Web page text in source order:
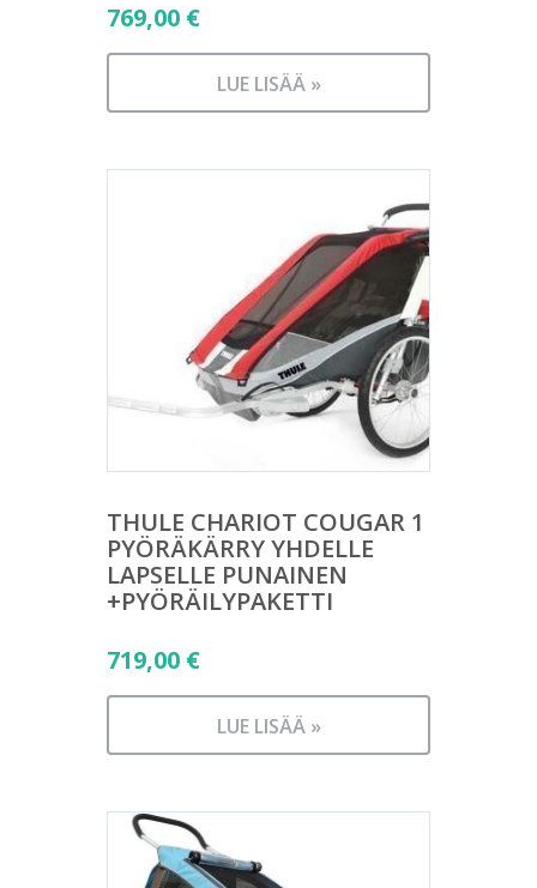
769,00 €
LUE LISÄÄ »
THULE CHARIOT COUGAR 1
PYÖRÄKÄRRY YHDELLE
LAPSELLE PUNAINEN
+PYÖRÄILYPAKETTI
719,00 €
LUE LISÄÄ »